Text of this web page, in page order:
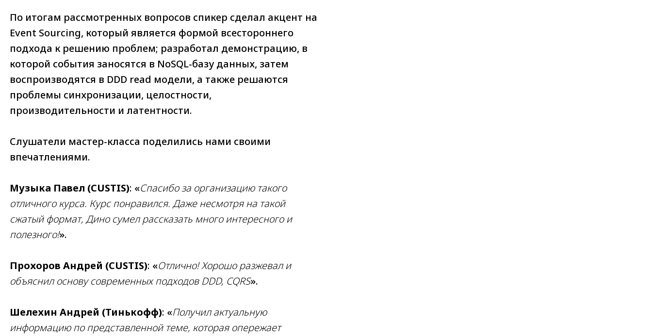
По итогам рассмотренных вопросов спикер сделал акцент на
Event Sourcing, который является формой всестороннего
подхода к решению проблем; разработал демонстрацию, в
которой события заносятся в NoSQL-базу данных, затем
воспроизводятся в DDD read модели, а также решаются
проблемы синхронизации, целостности,
производительности и латентности.
Слушатели мастер-класса поделились нами своими
впечатлениями.
Музыка Павел (CUSTIS): «Спасибо за организацию такого
отличного курса. Курс понравился. Даже несмотря на такой
сжатый формат, Дино сумел рассказать много интересного и
полезного!».
Прохоров Андрей (CUSTIS): «Отлично! Хорошо разжевал и
объяснил основу современных подходов DDD, CQRS».
Шелехин Андрей (Тинькофф): «Получил актуальную
информацию по представленной теме, которая опережает